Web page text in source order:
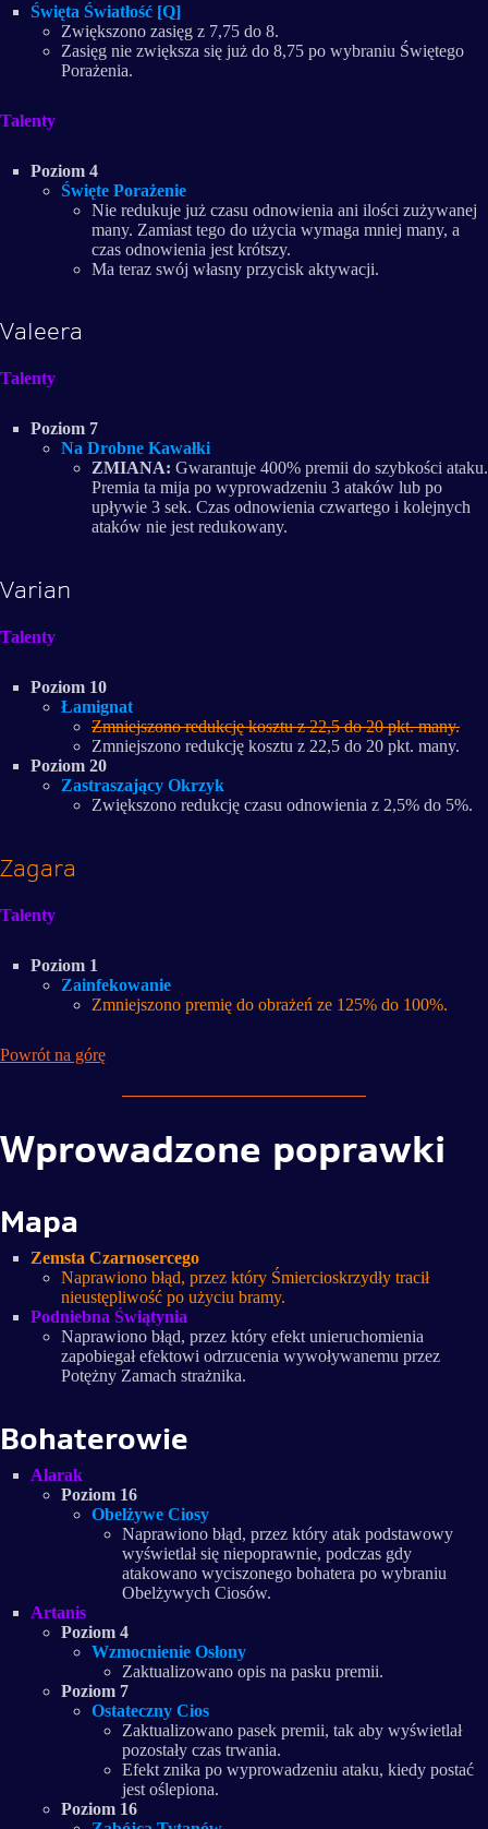
Święta Światłość [Q]
Zwiększono zasięg z 7,75 do 8.
Zasięg nie zwiększa się już do 8,75 po wybraniu Świętego
Porażenia.
Talenty
Poziom 4
Święte Porażenie
Nie redukuje już czasu odnowienia ani ilości zużywanej
many. Zamiast tego do użycia wymaga mniej many, a
czas odnowienia jest krótszy.
Ma teraz swój własny przycisk aktywacji.
Valeera
Talenty
Poziom 7
Na Drobne Kawałki
ZMIANA: Gwarantuje 400% premii do szybkości ataku.
Premia ta mija po wyprowadzeniu 3 ataków lub po
upływie 3 sek. Czas odnowienia czwartego i kolejnych
ataków nie jest redukowany.
Varian
Talenty
Poziom 10
Łamignat
Zmniejszono redukcję kosztu z 22,5 do 20 pkt. many.
Zmniejszono redukcję kosztu z 22,5 do 20 pkt. many.
Poziom 20
Zastraszający Okrzyk
Zwiększono redukcję czasu odnowienia z 2,5% do 5%.
Zagara
Talenty
Poziom 1
Zainfekowanie
Zmniejszono premię do obrażeń ze 125% do 100%.
Powrót na górę
Wprowadzone poprawki
Mapa
Zemsta Czarnosercego
Naprawiono błąd, przez który Śmiercioskrzydły tracił
nieustępliwość po użyciu bramy.
Podniebna Świątynia
Naprawiono błąd, przez który efekt unieruchomienia
zapobiegał efektowi odrzucenia wywoływanemu przez
Potężny Zamach strażnika.
Bohaterowie
Alarak
Poziom 16
Obelżywe Ciosy
Naprawiono błąd, przez który atak podstawowy
wyświetlał się niepoprawnie, podczas gdy
atakowano wyciszonego bohatera po wybraniu
Obelżywych Ciosów.
Artanis
Poziom 4
Wzmocnienie Osłony
Zaktualizowano opis na pasku premii.
Poziom 7
Ostateczny Cios
Zaktualizowano pasek premii, tak aby wyświetlał
pozostały czas trwania.
Efekt znika po wyprowadzeniu ataku, kiedy postać
jest oślepiona.
Poziom 16